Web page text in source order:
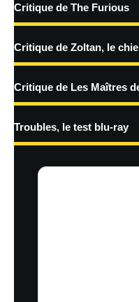
traitées
Critique de The Furious
Critique de Zoltan, le
Critique de Les Maîtres
Troubles, le test blu-ray